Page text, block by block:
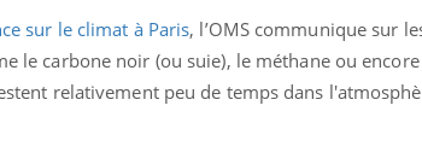
sur le climat à Paris, l’OMS communique sur
le carbone noir (ou suie), le méthane ou
relativement peu de temps dans